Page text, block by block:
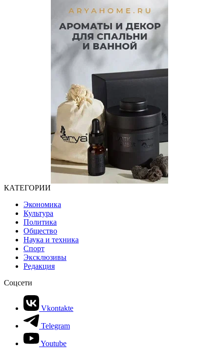
КАТЕГОРИИ
Экономика
Культура
Политика
Общество
Наука и техника
Спорт
Эксклюзивы
Редакция
Соцсети
Vkontakte
Telegram
Youtube